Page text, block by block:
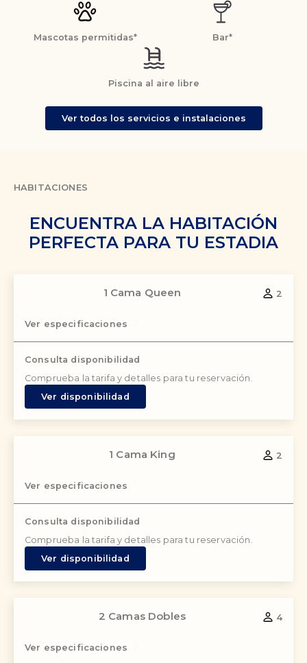
Mascotas permitidas* Bar*
Piscina al aire libre
Ver todos los servicios e instalaciones
HABITACIONES
ENCUENTRA LA HABITACIÓN
PERFECTA PARA TU ESTADIA
1 Cama Queen
Ver especificaciones
2
Consulta disponibilidad
Comprueba la tarifa y detalles para tu reservación.
Ver disponibilidad
1 Cama King
Ver especificaciones
2
Consulta disponibilidad
Comprueba la tarifa y detalles para tu reservación.
Ver disponibilidad
2 Camas Dobles
Ver especificaciones
4